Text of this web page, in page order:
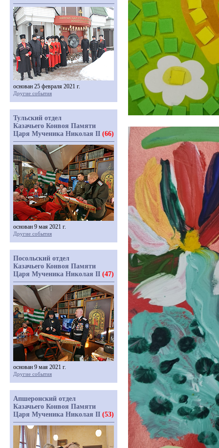
основан 25 февраля 2021 г.
Другие события
Тульский отдел
Казачьего Конвоя Памяти
Царя Мученика Николая II (66)
основан 9 мая 2021 г.
Другие события
Посольский отдел
Казачьего Конвоя Памяти
Царя Мученика Николая II (47)
основан 9 мая 2021 г.
Другие события
Апшеронский отдел
Казачьего Конвоя Памяти
Царя Мученика Николая II (53)